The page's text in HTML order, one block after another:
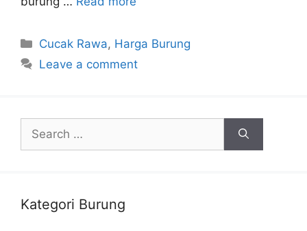
Categories
Cucak Rawa, Harga Burung
Leave a comment
for:
Kategori Burung